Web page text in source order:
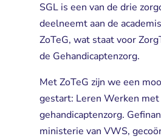
SGL is een van de drie
deelneemt aan de
ZoTeG, wat staat voor
de Gehandicaptenzorg.
Met ZoTeG zijn we een
gestart: Leren Werken met
gehandicaptenzorg.
ministerie van VWS,